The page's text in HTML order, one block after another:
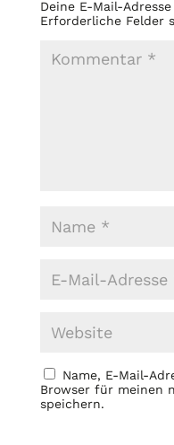
Deine E-Mail-
Erforderliche Felder
Name, E-Mail-
Browser für meinen
speichern.